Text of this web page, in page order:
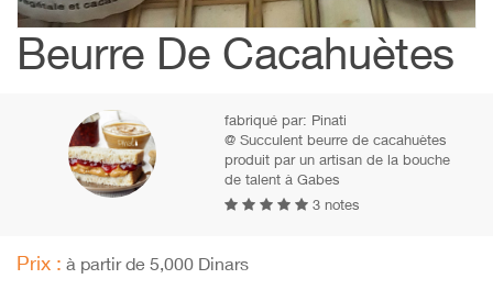
Beurre De Cacahuètes
fabriqué par: Pinati
@ Succulent beurre de cacahuètes
produit par un artisan de la bouche
de talent à Gabes
3 notes
Prix : à partir de 5,000 Dinars